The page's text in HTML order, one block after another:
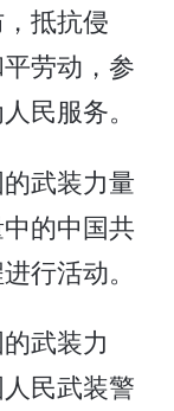
抵抗侵
劳动，参
民服务。
武装力量
的中国共
行活动。
武装力
民武装警